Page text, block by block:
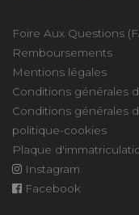
Foire Aux Questions
Remboursements
Mentions légales
Conditions générales
Conditions générales
politique-cookies
Plaque
Instagram
Facebook